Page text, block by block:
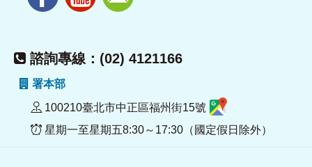
諮詢專線：(02) 4121166
署本部
100210臺北市中正區福州街15號
星期一至星期五8:30～17:30（國定假日除外）